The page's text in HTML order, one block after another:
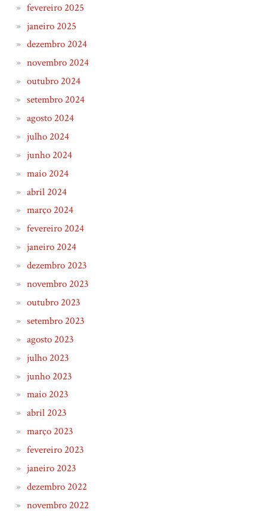
fevereiro 2025
janeiro 2025
dezembro 2024
novembro 2024
outubro 2024
setembro 2024
agosto 2024
julho 2024
junho 2024
maio 2024
abril 2024
março 2024
fevereiro 2024
janeiro 2024
dezembro 2023
novembro 2023
outubro 2023
setembro 2023
agosto 2023
julho 2023
junho 2023
maio 2023
abril 2023
março 2023
fevereiro 2023
janeiro 2023
dezembro 2022
novembro 2022